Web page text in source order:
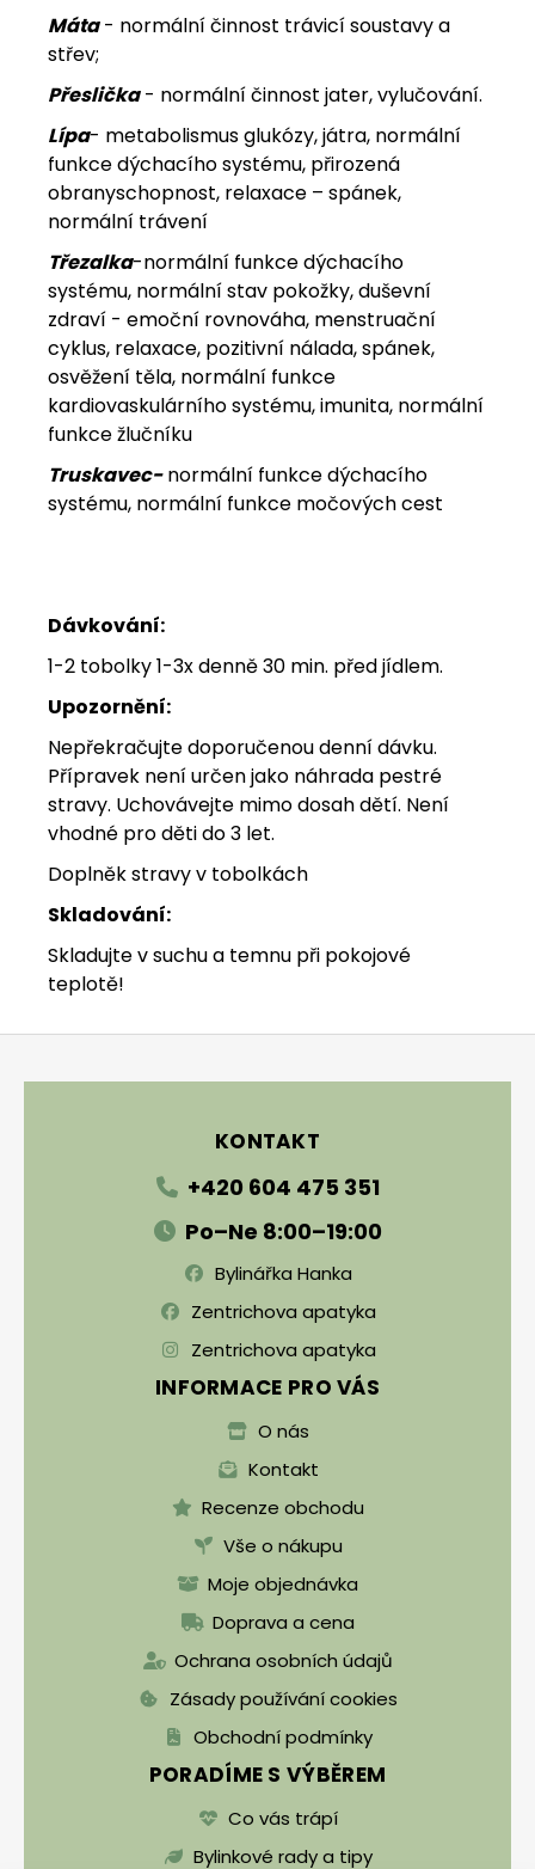
Máta- normální činnost trávicí soustavy a
střev;
Přeslička- normální činnost jater, vylučování.
Lípa- metabolismus glukózy, játra, normální
funkce dýchacího systému, přirozená
obranyschopnost, relaxace – spánek,
normální trávení
Třezalka-normální funkce dýchacího
systému, normální stav pokožky, duševní
zdraví - emoční rovnováha, menstruační
cyklus, relaxace, pozitivní nálada, spánek,
osvěžení těla, normální funkce
kardiovaskulárního systému, imunita, normální
funkce žlučníku
Truskavec-normální funkce dýchacího
systému, normální funkce močových cest
Dávkování:
1-2 tobolky 1-3x denně 30 min. před jídlem.
Upozornění:
Nepřekračujte doporučenou denní dávku.
Přípravek není určen jako náhrada pestré
stravy. Uchovávejte mimo dosah dětí. Není
vhodné pro děti do 3 let.
Doplněk stravy v tobolkách
Skladování:
Skladujte v suchu a temnu při pokojové
teplotě!
KONTAKT
+420 604 475 351
Po–Ne 8:00–19:00
Bylinářka Hanka
Zentrichova apatyka
Zentrichova apatyka
INFORMACE PRO VÁS
O nás
Kontakt
Recenze obchodu
Vše o nákupu
Moje objednávka
Doprava a cena
Ochrana osobních údajů
Zásady používání cookies
Obchodní podmínky
PORADÍME S VÝBĚREM
Co vás trápí
Bylinkové rady a tipy